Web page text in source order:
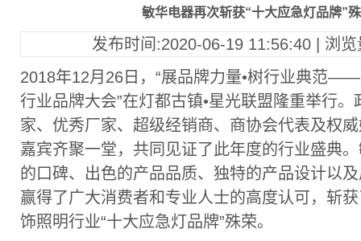
敏华电器再次斩获“十大应急灯品牌”
发布时间:2020-06-19 11:56:40 | 浏览
2018年12月26日，“展品牌力量•树行业典范
行业品牌大会”在灯都古镇•星光联盟隆重举行
家、优秀厂家、超级经销商、商协会代表及权
嘉宾齐聚一堂，共同见证了此年度的行业盛典
的口碑、出色的产品品质、独特的产品设计以
赢得了广大消费者和专业人士的高度认可，斩
饰照明行业“十大应急灯品牌”殊荣。